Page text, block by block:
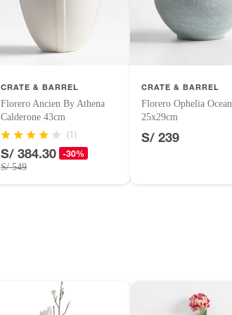
CRATE & BARREL
Florero Ancien By Athena
Calderone 43cm
(1)
S/ 384.30 -30%
S/ 549
CRATE & BARREL
Florero Ophelia Ocean
25x29cm
S/ 239